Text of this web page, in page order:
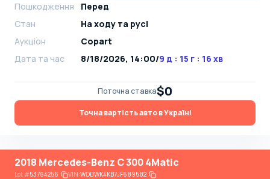
Пошкодження
Перед
Стан
На ​​ходу та русі
Аукціон
Copart
Дата та час
8/18/2026, 14:00/9 д : 15 г : 16 хв
Поточна ставка$0
Точна вартість авто в Україні
2018 Mercedes-Benz C 300 4Matic
Lot#53764256 VIN:WDDWK4KB7JF689582